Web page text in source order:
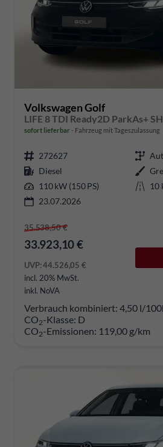
Volkswagen Golf
LIFE 8 TDI Ready2D ParkAs+
sofort lieferbar Fahrzeug mit Tageszulassung
272627
Diesel
110 kW (150 PS)
10
23.07.2026
35.538,50 €
33.923,10 €
UVP:44.526,05 €
incl. 20% MwSt.
inkl. NoVA
Verbrauch kombiniert: 4,50 l/
CO2-Klasse: D
CO2-Emissionen: 119,00 g/km